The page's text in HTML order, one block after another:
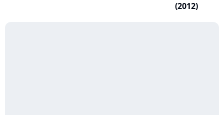
(2012)